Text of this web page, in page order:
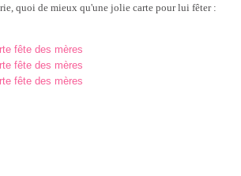
quoi de mieux qu'une jolie carte pour lui fêter :